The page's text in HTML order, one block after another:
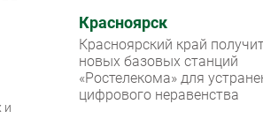
и
Красноярск
Красноярский край
новых базовых станций
«Ростелекома» для
цифрового неравенства